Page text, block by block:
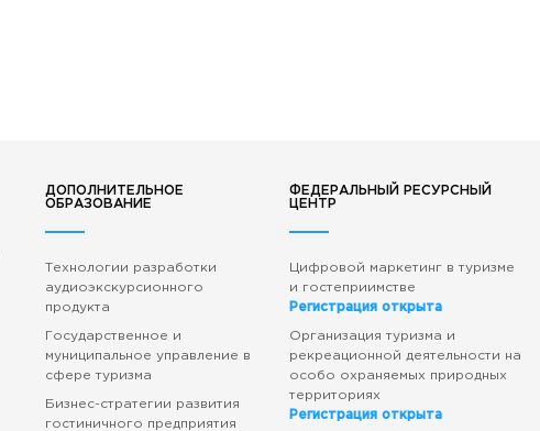
ДОПОЛНИТЕЛЬНОЕ
ОБРАЗОВАНИЕ
Технологии разработки
аудиоэкскурсионного
продукта
Государственное и
муниципальное управление в
сфере туризма
Бизнес-стратегии развития
гостиничного предприятия
ФЕДЕРАЛЬНЫЙ РЕСУРСНЫЙ
ЦЕНТР
Цифровой маркетинг в туризме
и гостеприимстве
Регистрация открыта
Организация туризма и
рекреационной деятельности на
особо охраняемых природных
территориях
Регистрация открыта